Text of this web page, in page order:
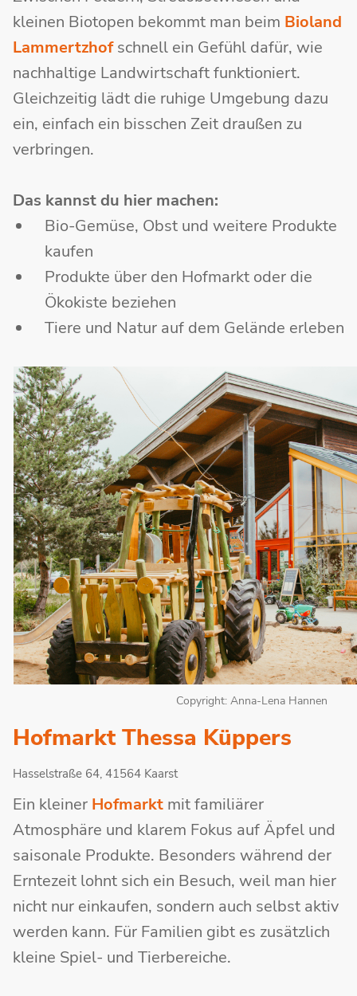
kleinen Biotopen bekommt man beim Bioland
Lammertzhofschnell ein Gefühl dafür, wie
nachhaltige Landwirtschaft funktioniert.
Gleichzeitig lädt die ruhige Umgebung dazu
ein, einfach ein bisschen Zeit draußen zu
verbringen.
Das kannst du hier machen:
Bio-Gemüse, Obst und weitere Produkte
kaufen
Produkte über den Hofmarkt oder die
Ökokiste beziehen
Tiere und Natur auf dem Gelände erleben
Copyright: Anna-Lena Hannen
Hofmarkt Thessa Küppers
Hasselstraße 64, 41564 Kaarst
Ein kleiner Hofmarkt mit familiärer
Atmosphäre und klarem Fokus auf Äpfel und
saisonale Produkte. Besonders während der
Erntezeit lohnt sich ein Besuch, weil man hier
nicht nur einkaufen, sondern auch selbst aktiv
werden kann. Für Familien gibt es zusätzlich
kleine Spiel- und Tierbereiche.